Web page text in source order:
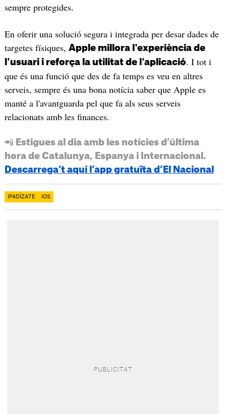
sempre protegides.
En oferir una solució segura i integrada per desar dades de
targetes físiques, Apple millora l'experiència de
l'usuari i reforça la utilitat de l'aplicació. I tot i
que és una funció que des de fa temps es veu en altres
serveis, sempre és una bona notícia saber que Apple es
manté a l'avantguarda pel que fa als seus serveis
relacionats amb les finances.
📲 Estigues al dia amb les notícies d’última
hora de Catalunya, Espanya i Internacional.
Descarrega’t aquí l’app gratuïta d’El Nacional
IPADÍZATE IOS